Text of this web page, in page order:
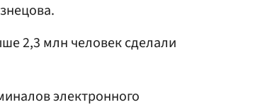
2,3 млн человек сделали
электронного